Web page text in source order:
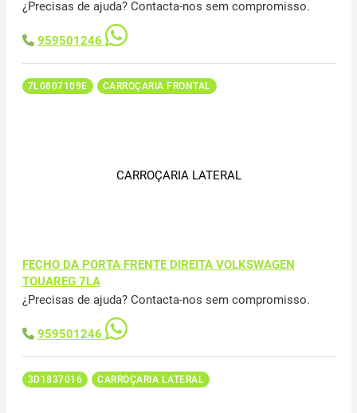
¿Precisas de ajuda? Contacta-nos sem compromisso.
959501246
7L0807109E CARROÇARIA FRONTAL
CARROÇARIA LATERAL
FECHO DA PORTA FRENTE DIREITA VOLKSWAGEN
TOUAREG 7LA
¿Precisas de ajuda? Contacta-nos sem compromisso.
959501246
3D1837016 CARROÇARIA LATERAL